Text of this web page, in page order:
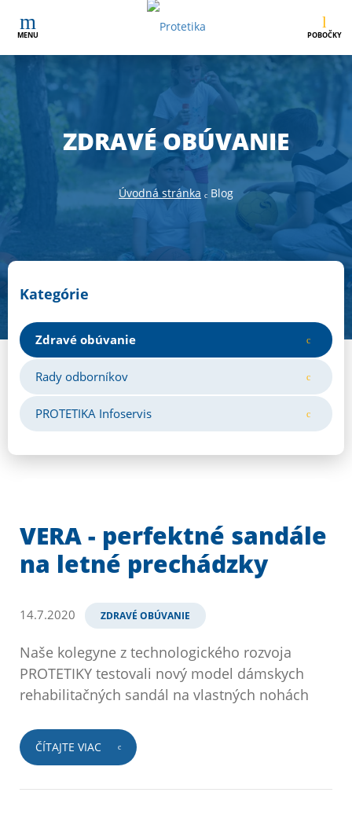
ZDRAVÉ OBÚVANIE
Úvodná stránka Blog
Kategórie
Zdravé obúvanie
Rady odborníkov
PROTETIKA Infoservis
VERA - perfektné sandále
na letné prechádzky
14.7.2020 ZDRAVÉ OBÚVANIE
Naše kolegyne z technologického rozvoja
PROTETIKY testovali nový model dámskych
rehabilitačných sandál na vlastných nohách
ČÍTAJTE VIAC
MENU POBOČKY